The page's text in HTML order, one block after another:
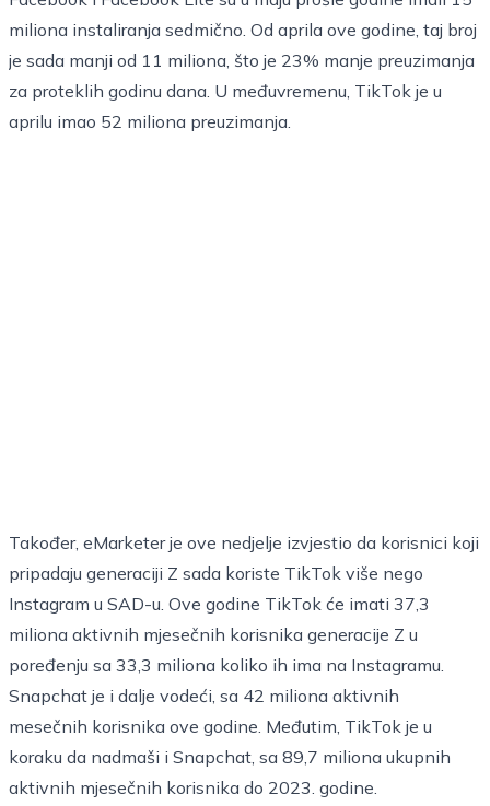
miliona instaliranja sedmično. Od aprila ove godine, taj broj
je sada manji od 11 miliona, što je 23% manje preuzimanja
za proteklih godinu dana. U međuvremenu, TikTok je u
aprilu imao 52 miliona preuzimanja.
Također, eMarketer je ove nedjelje izvjestio da korisnici koji
pripadaju generaciji Z sada koriste TikTok više nego
Instagram u SAD-u. Ove godine TikTok će imati 37,3
miliona aktivnih mjesečnih korisnika generacije Z u
poređenju sa 33,3 miliona koliko ih ima na Instagramu.
Snapchat je i dalje vodeći, sa 42 miliona aktivnih
mesečnih korisnika ove godine. Međutim, TikTok je u
koraku da nadmaši i Snapchat, sa 89,7 miliona ukupnih
aktivnih mjesečnih korisnika do 2023. godine.